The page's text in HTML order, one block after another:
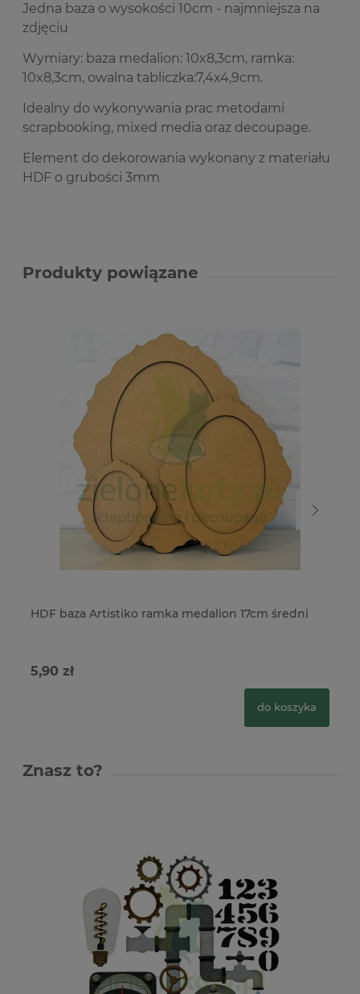
Jedna baza o wysokości 10cm - najmniejsza na
zdjęciu
Wymiary: baza medalion: 10x8,3cm, ramka:
10x8,3cm, owalna tabliczka:7,4x4,9cm.
Idealny do wykonywania prac metodami
scrapbooking, mixed media oraz decoupage.
Element do dekorowania wykonany z materiału
HDF o grubości 3mm
Produkty powiązane
HDF baza Artistiko ramka medalion 17cm średni
5,90 zł
do koszyka
Znasz to?